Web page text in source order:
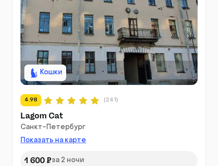
Кошки
4.98 (241)
Lagom Cat
Санкт-Петербург
Показать на карте
1 600 ₽за 2 ночи